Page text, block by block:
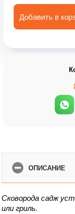
Добавить в
ОПИСАНИЕ
Сковорода садж
или гриль.